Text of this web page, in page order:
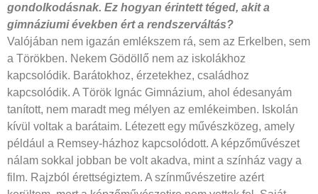
gondolkodásnak. Ez hogyan érintett téged, akit a
gimnáziumi években ért a rendszerváltás?
Valójában nem igazán emlékszem rá, sem az Erkelben, sem
a Törökben. Nekem Gödöllő nem az iskolákhoz
kapcsolódik. Barátokhoz, érzetekhez, családhoz
kapcsolódik. A Török Ignác Gimnázium, ahol édesanyám
tanított, nem maradt meg mélyen az emlékeimben. Iskolán
kívül voltak a barátaim. Létezett egy művészközeg, amely
például a Remsey-házhoz kapcsolódott. A képzőművészet
nálam sokkal jobban be volt akadva, mint a színház vagy a
film. Rajzból érettségiztem. A színművészetire azért